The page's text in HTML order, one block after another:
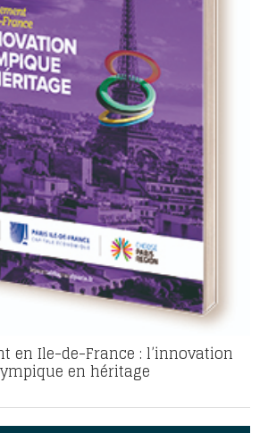
en Ile-de-France : l’innovation
en héritage